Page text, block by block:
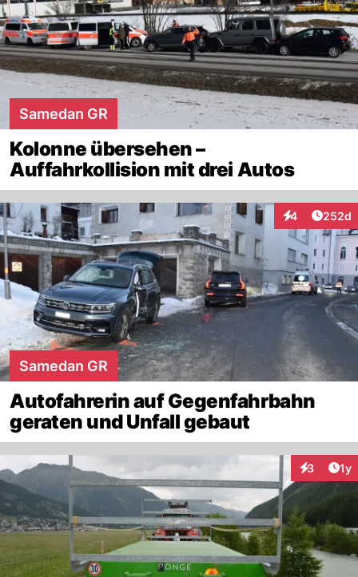
Samedan GR
Kolonne übersehen –
Auffahrkollision mit drei Autos
4
Interaktionen
252d
Samedan GR
Autofahrerin auf Gegenfahrbahn
geraten und Unfall gebaut
3 1y